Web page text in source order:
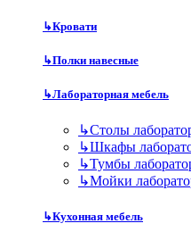
↳Кровати
↳Полки навесные
↳Лабораторная мебель
↳Столы
↳Шкафы
↳Тумбы
↳Мойки
↳Кухонная мебель